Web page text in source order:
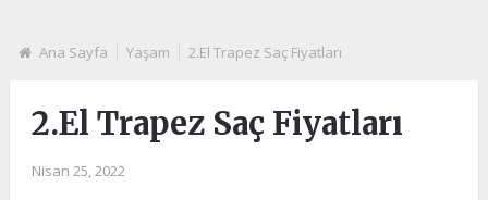
Ana Sayfa Yaşam 2.El Trapez Saç Fiyatları
2.El Trapez Saç Fiyatları
Nisan 25, 2022